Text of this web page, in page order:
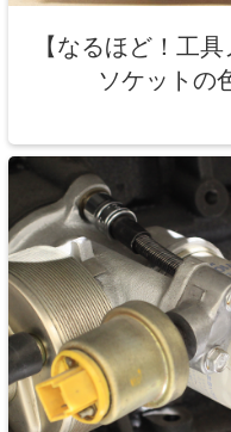
【なるほど！工
ソケットの